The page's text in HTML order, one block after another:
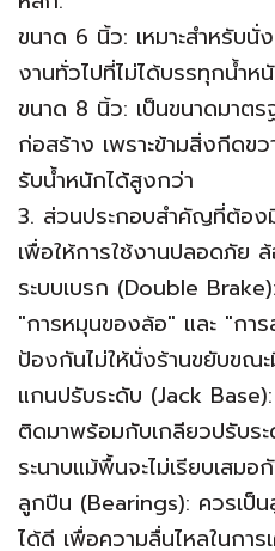
ขนาด 6 นิ้ว: เหมาะสำหรับนั่
งานทั่วไปที่ไม่ได้บรรทุกน้ำห
ขนาด 8 นิ้ว: เป็นขนาดมาตร
ก่อสร้าง เพราะข้ามสิ่งกีดข
รับน้ำหนักได้สูงกว่า
​3. ส่วนประกอบสำคัญที่ต้อง
เพื่อให้การใช้งานปลอดภัย
ระบบเบรก (Double
"การหมุนของล้อ" และ "กา
ป้องกันไม่ให้นั่งร้านขยับขณ
แกนปรับระดับ (Jack
ติดมาพร้อมกับเกลียวปรับร
ระนาบแม้พื้นจะไม่เรียบเสมอ
ลูกปืน (Bearings): ควรเป็
ได้ดี เพื่อความลื่นไหลในการ